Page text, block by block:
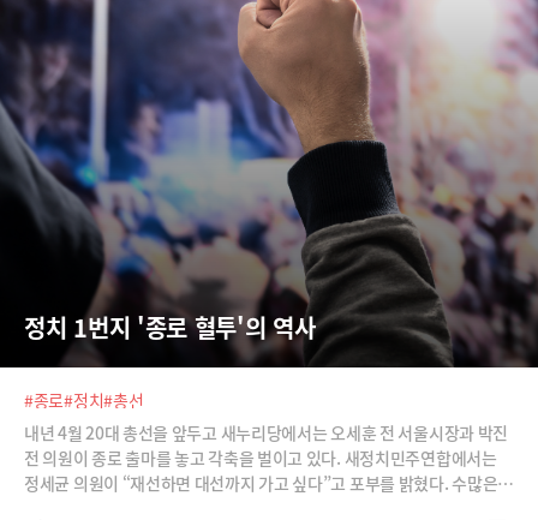
정치 1번지 '종로 혈투'의 역사
#종로#정치#총선
내년 4월 20대 총선을 앞두고 새누리당에서는 오세훈 전 서울시장과 박진
전 의원이 종로 출마를 놓고 각축을 벌이고 있다. 새정치민주연합에서는
정세균 의원이 “재선하면 대선까지 가고 싶다”고 포부를 밝혔다. 수많은